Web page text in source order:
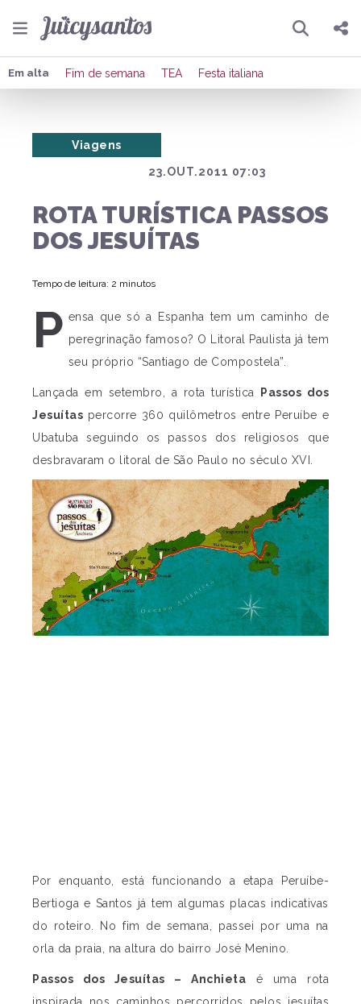
Pesquisar
Compartilhar
Publicar no X
Em alta Fim de semana TEA Festa italiana
23.OUT.2011 07:03
Viagens
ROTA TURÍSTICA PASSOS
DOS JESUÍTAS
Tempo de leitura: 2 minutos
P ensa que só a Espanha tem um caminho de
peregrinação famoso? O Litoral Paulista já tem
seu próprio “Santiago de Compostela”.
Lançada em setembro, a rota turística
Passos dos
Jesuítas percorre 360 quilômetros entre Peruíbe e
Ubatuba seguindo os passos dos religiosos que
desbravaram o litoral de São Paulo no século XVI.
Por enquanto, está funcionando a etapa Peruíbe-
Bertioga e Santos já tem algumas placas indicativas
do roteiro. No fim de semana, passei por uma na
orla da praia, na altura do bairro José Menino.
Passos dos Jesuítas – Anchieta é uma rota